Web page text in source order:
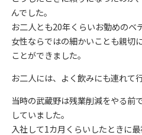
んでした。
お二人とも20年くらいお勤めのベ
女性ならではの細かいことも親切
ことができました。
お二人には、よく飲みにも連れて
当時の武蔵野は残業削減をやる前
していました。
入社して1カ月くらいしたときに